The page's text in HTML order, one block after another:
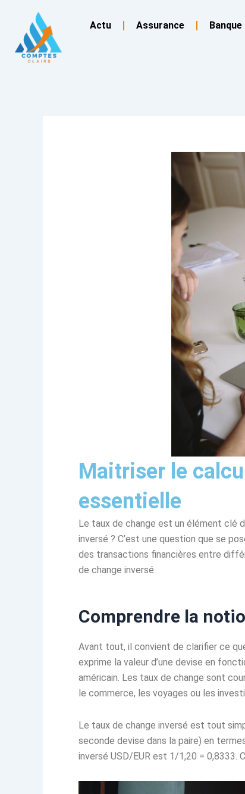
contenu
Actu Assurance Banque
Maitriser le
essentielle
Le taux de change est un élément clé
inversé ? C’est une question que se
des transactions financières entre
de change inversé.
Comprendre la
Avant tout, il convient de clarifier ce
exprime la valeur d’une devise en
américain. Les taux de change sont
le commerce, les voyages ou les
Le taux de change inversé est tout
seconde devise dans la paire) en
inversé USD/EUR est 1/1,20 = 0,8333.